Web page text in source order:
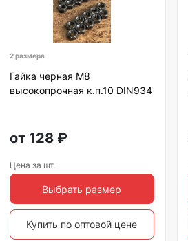
2 размера
Гайка черная М8
высокопрочная к.п.10 DIN934
от 128 ₽
Цена за шт.
Выбрать размер
Купить по оптовой цене